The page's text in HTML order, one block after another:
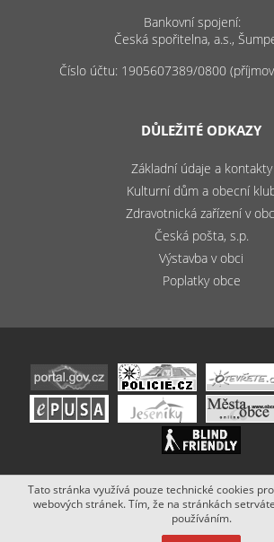
Bankovní spojení:
Česká spořitelna, a.s.,
Číslo účtu: 1905607389/0800
DŮLEŽITÉ ODKAZY
Základní údaje a kontakty
Kulturní dům a obecní
Zdravotnická zařízení v
Česká pošta, s.p.
Výstavba v obci
Poplatky obce
Copyright (c) 2020 - 2019 Obec Bludov.
Netsimple.
Tato stránka využívá pouze technické cookies
webových stránek. Tím, že na stránkách
používáním.